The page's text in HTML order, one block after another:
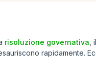
risoluzione governativa , il
rapidamente.